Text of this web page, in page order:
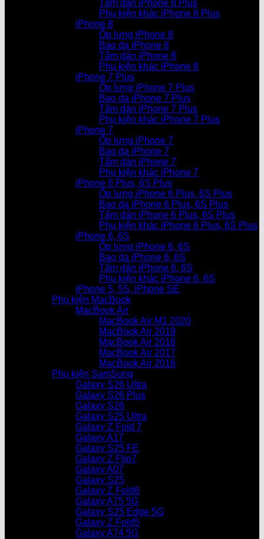
Tấm dán iPhone 8 Plus
Phụ kiện khác iPhone 8 Plus
iPhone 8
Ốp lưng iPhone 8
Bao da iPhone 8
Tấm dán iPhone 8
Phụ kiện khác iPhone 8
iPhone 7 Plus
Ốp lưng iPhone 7 Plus
Bao da iPhone 7 Plus
Tấm dán iPhone 7 Plus
Phụ kiện khác iPhone 7 Plus
iPhone 7
Ốp lưng iPhone 7
Bao da iPhone 7
Tấm dán iPhone 7
Phụ kiện khác iPhone 7
iPhone 6 Plus, 6S Plus
Ốp lưng iPhone 6 Plus, 6S Plus
Bao da iPhone 6 Plus, 6S Plus
Tấm dán iPhone 6 Plus, 6S Plus
Phụ kiện khác iPhone 6 Plus, 6S Plus
iPhone 6, 6S
Ốp lưng iPhone 6, 6S
Bao da iPhone 6, 6S
Tấm dán iPhone 6, 6S
Phụ kiện khác iPhone 6, 6S
iPhone 5, 5S, iPhone SE
Phụ kiện MacBook
MacBook Air
MacBook Air M1 2020
MacBook Air 2019
MacBook Air 2018
MacBook Air 2017
MacBook Air 2016
Phụ kiện SamSung
Galaxy S26 Ultra
Galaxy S26 Plus
Galaxy S26
Galaxy S25 Ultra
Galaxy Z Fold 7
Galaxy A17
Galaxy S25 FE
Galaxy Z Flip7
Galaxy A07
Galaxy S25
Galaxy Z Fold6
Galaxy A75 5G
Galaxy S25 Edge 5G
Galaxy Z Fold5
Galaxy A74 5G